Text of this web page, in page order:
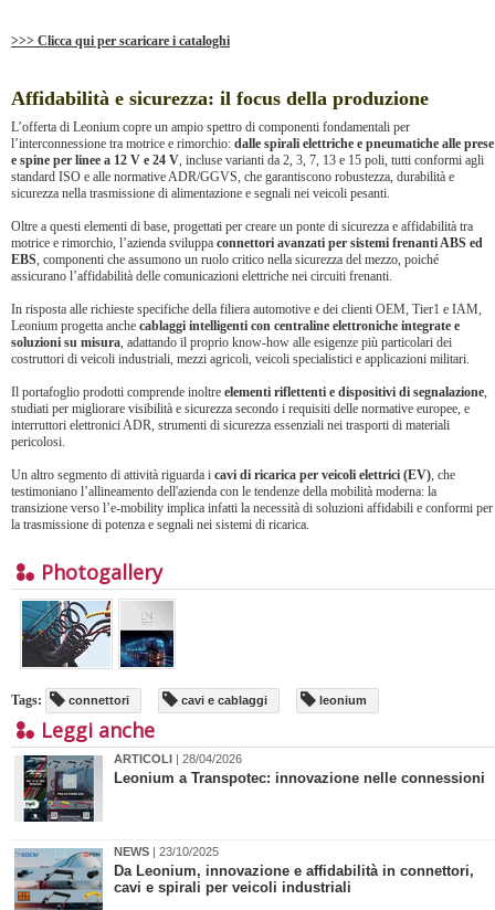
>>> Clicca qui per scaricare i cataloghi
Affidabilità e sicurezza: il focus della produzione
L’offerta di Leonium copre un ampio spettro di componenti fondamentali per
l’interconnessione tra motrice e rimorchio: dalle spirali elettriche e pneumatiche alle prese
e spine per linee a 12 V e 24 V, incluse varianti da 2, 3, 7, 13 e 15 poli, tutti conformi agli
standard ISO e alle normative ADR/GGVS, che garantiscono robustezza, durabilità e
sicurezza nella trasmissione di alimentazione e segnali nei veicoli pesanti.
Oltre a questi elementi di base, progettati per creare un ponte di sicurezza e affidabilità tra
motrice e rimorchio, l’azienda sviluppa connettori avanzati per sistemi frenanti ABS ed
EBS, componenti che assumono un ruolo critico nella sicurezza del mezzo, poiché
assicurano l’affidabilità delle comunicazioni elettriche nei circuiti frenanti.
In risposta alle richieste specifiche della filiera automotive e dei clienti OEM, Tier1 e IAM,
Leonium progetta anche cablaggi intelligenti con centraline elettroniche integrate e
soluzioni su misura, adattando il proprio know-how alle esigenze più particolari dei
costruttori di veicoli industriali, mezzi agricoli, veicoli specialistici e applicazioni militari.
Il portafoglio prodotti comprende inoltre elementi riflettenti e dispositivi di segnalazione,
studiati per migliorare visibilità e sicurezza secondo i requisiti delle normative europee, e
interruttori elettronici ADR, strumenti di sicurezza essenziali nei trasporti di materiali
pericolosi.
Un altro segmento di attività riguarda i cavi di ricarica per veicoli elettrici (EV), che
testimoniano l’allineamento dell'azienda con le tendenze della mobilità moderna: la
transizione verso l’e-mobility implica infatti la necessità di soluzioni affidabili e conformi per
la trasmissione di potenza e segnali nei sistemi di ricarica.
Photogallery
Tags: connettori cavi e cablaggi leonium
Leggi anche
ARTICOLI | 28/04/2026
Leonium a Transpotec: innovazione nelle connessioni
NEWS | 23/10/2025
Da Leonium, innovazione e affidabilità in connettori,
cavi e spirali per veicoli industriali